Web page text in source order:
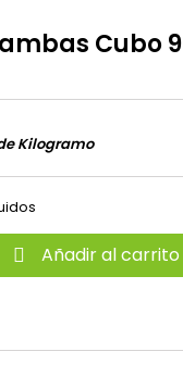
Cubo
Kilogramo
 Añadir al carrito